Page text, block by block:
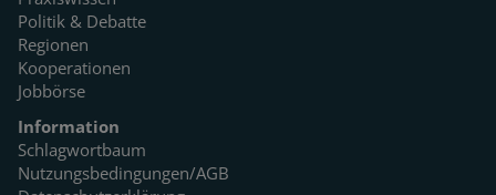
Politik & Debatte
Regionen
Kooperationen
Jobbörse
Information
Schlagwortbaum
Nutzungsbedingungen/AGB